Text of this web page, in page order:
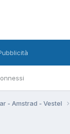
- Amstrad - Vestel